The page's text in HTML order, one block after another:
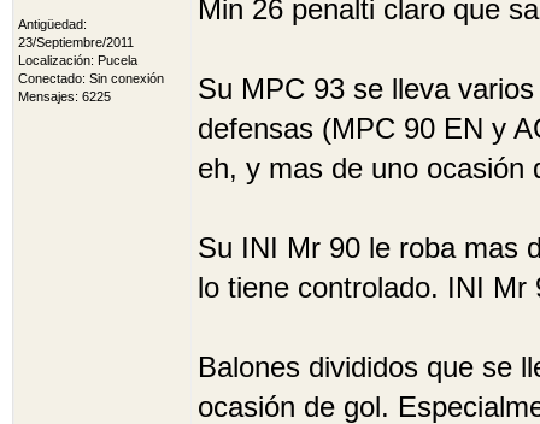
Antigüedad:
23/Septiembre/2011
Localización: Pucela
Conectado: Sin conexión
Mensajes: 6225
Min 26 penalti claro que
Su MPC 93 se lleva
defensas (MPC 90 EN y
eh, y mas de uno ocasión
Su INI Mr 90 le roba mas
lo tiene controlado. INI
Balones divididos que se
ocasión de gol.